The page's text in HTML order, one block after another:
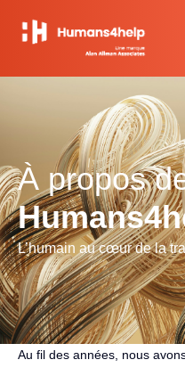
À propos
L’humain au cœur de la
Au fil des années, nous